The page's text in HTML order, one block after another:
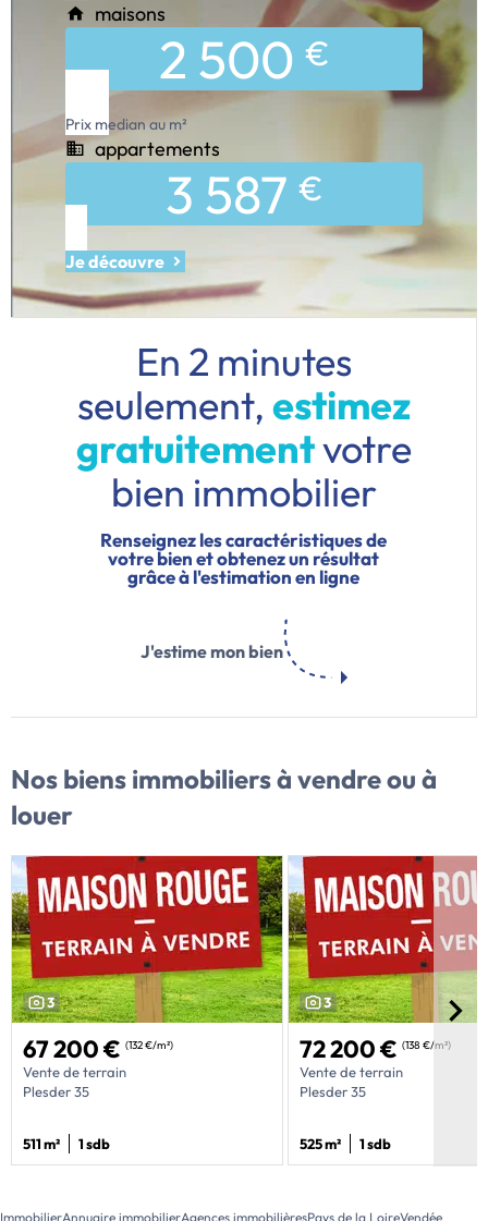
maisons
2 500 €
Prix median au m²
appartements
3 587 €
Je découvre
En 2 minutes
seulement, estimez
gratuitementvotre
bien immobilier
Renseignez les caractéristiques de
votre bien et obtenez un résultat
grâce à l'estimation en ligne
J'estime mon bien
Nos biens immobiliersà vendre ou à
louer
3
67 200 € (132 €/m²)
Vente de terrain
Plesder 35
511 m² 1 sdb
3
72 200 € (138 €/m²)
Vente de terrain
Plesder 35
525 m² 1 sdb
ImmobilierAnnuaire immobilierAgences immobilièresPays de la LoireVendée